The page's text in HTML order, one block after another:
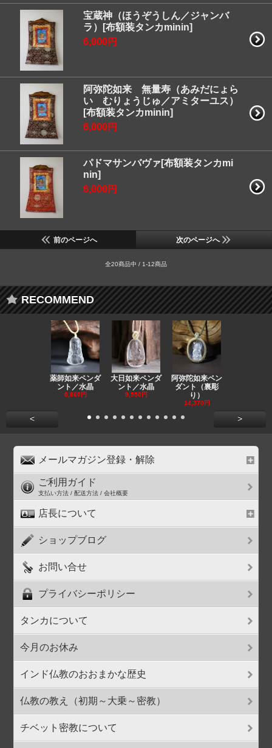
宝蔵神（ほうぞうしん／ジャンバ
ラ）[布額装タンカminin]
6,000円
阿弥陀如来 無量寿（あみだにょら
い むりょうじゅ／アミターユス）
[布額装タンカminin]
6,000円
パドマサンバヴァ[布額装タンカmi
nin]
6,000円
前のページへ 次のページへ
全20商品中 / 1-12商品
RECOMMEND
薬師如来ペンダ
ント／水晶
8,860円
大日如来ペンダ
ント／水晶
9,550円
阿弥陀如来ペン
ダント（裏彫
り）
14,370円
< >
メールマガジン登録・解除
ご利用ガイド
支払い方法 / 配送方法 / 会社概要
店長について
ショップブログ
お問い合せ
プライバシーポリシー
タンカについて
今月のお休み
インド仏教のおおまかな歴史
仏教の教え（初期～大乗～密教）
チベット密教について